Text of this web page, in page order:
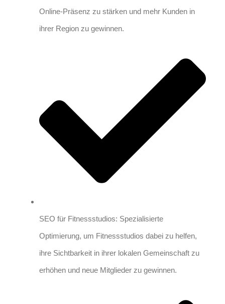
Online-Präsenz zu stärken und mehr Kunden in
ihrer Region zu gewinnen.
SEO für Fitnessstudios: Spezialisierte
Optimierung, um Fitnessstudios dabei zu helfen,
ihre Sichtbarkeit in ihrer lokalen Gemeinschaft zu
erhöhen und neue Mitglieder zu gewinnen.